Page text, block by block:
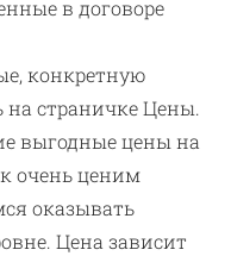
в договоре
конкретную
на страничке Цены.
выгодные цены на
очень ценим
оказывать
Цена зависит